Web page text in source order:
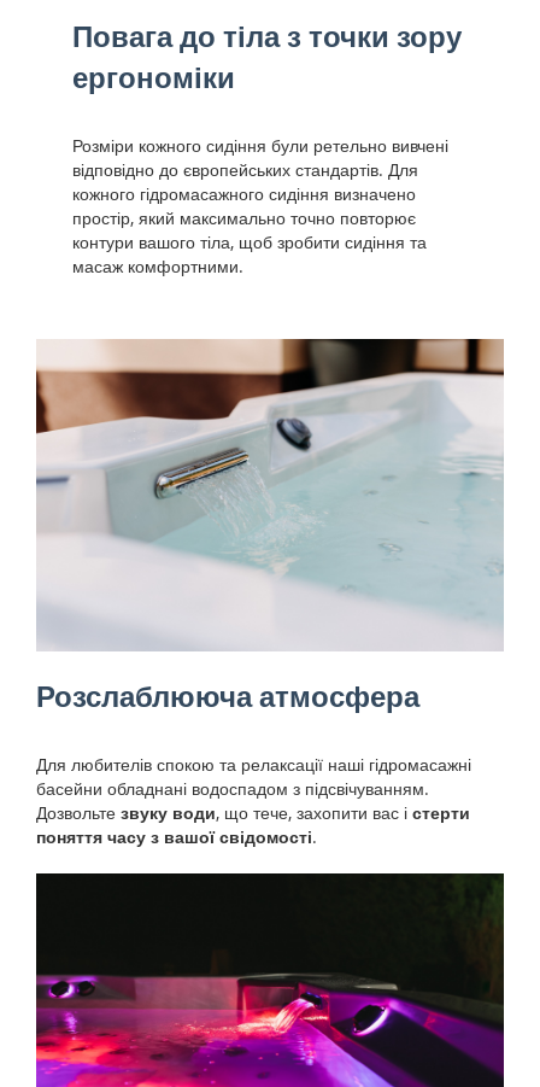
Повага до тіла з точки зору
ергономіки
Розміри кожного сидіння були ретельно вивчені
відповідно до європейських стандартів. Для
кожного гідромасажного сидіння визначено
простір, який максимально точно повторює
контури вашого тіла, щоб зробити сидіння та
масаж комфортними.
Розслаблююча атмосфера
Для любителів спокою та релаксації наші гідромасажні
басейни обладнані водоспадом з підсвічуванням.
Дозвольте звуку води, що тече, захопити вас і стерти
поняття часу з вашої свідомості.